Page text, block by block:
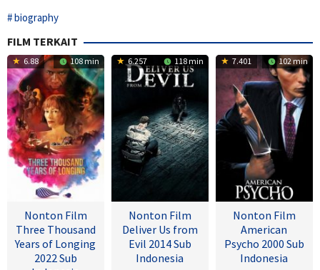
biography
FILM TERKAIT
6.88 108 min
Nonton Film
Three Thousand
Years of Longing
2022 Sub
6.257 118 min
Nonton Film
Deliver Us from
Evil 2014 Sub
Indonesia
7.401 102 min
Nonton Film
American
Psycho 2000 Sub
Indonesia